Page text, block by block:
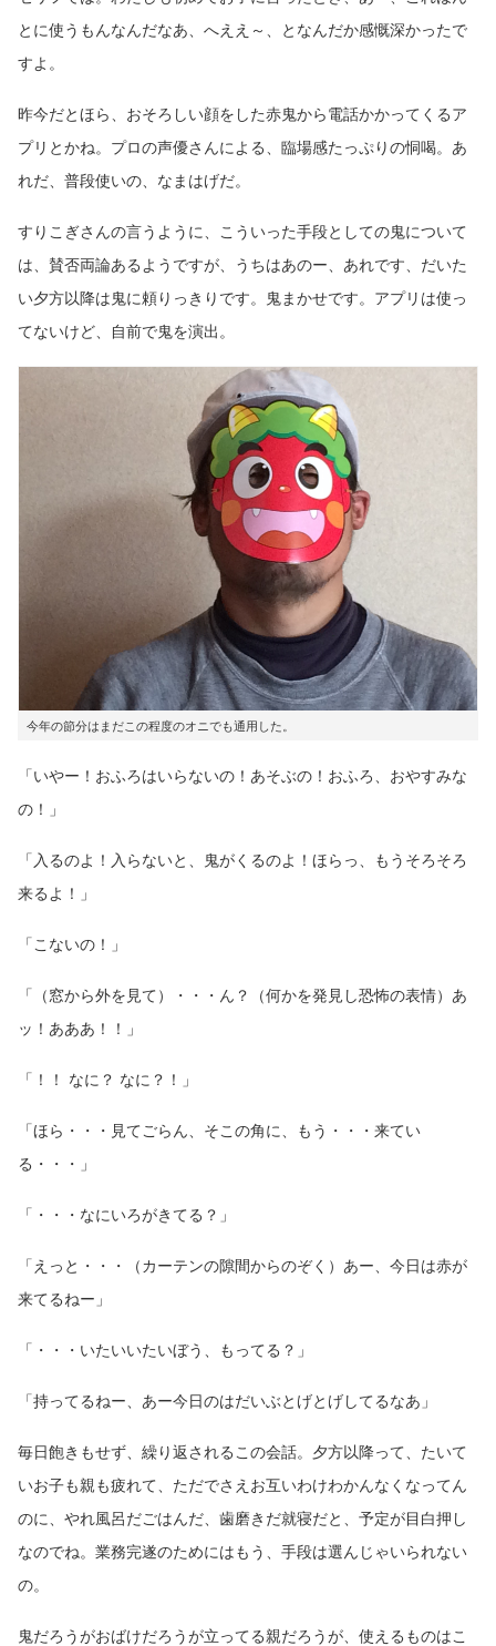
とに使うもんなんだなあ、へええ～、となんだか感慨深かったで
すよ。
昨今だとほら、おそろしい顔をした赤鬼から電話かかってくるア
プリとかね。プロの声優さんによる、臨場感たっぷりの恫喝。あ
れだ、普段使いの、なまはげだ。
すりこぎさんの言うように、こういった手段としての鬼について
は、賛否両論あるようですが、うちはあのー、あれです、だいた
い夕方以降は鬼に頼りっきりです。鬼まかせです。アプリは使っ
てないけど、自前で鬼を演出。
今年の節分はまだこの程度のオニでも通用した。
「いやー！おふろはいらないの！あそぶの！おふろ、おやすみな
の！」
「入るのよ！入らないと、鬼がくるのよ！ほらっ、もうそろそろ
来るよ！」
「こないの！」
「（窓から外を見て）・・・ん？（何かを発見し恐怖の表情）あ
ッ！あああ！！」
「！！ なに？ なに？！」
「ほら・・・見てごらん、そこの角に、もう・・・来てい
る・・・」
「・・・なにいろがきてる？」
「えっと・・・（カーテンの隙間からのぞく）あー、今日は赤が
来てるねー」
「・・・いたいいたいぼう、もってる？」
「持ってるねー、あー今日のはだいぶとげとげしてるなあ」
毎日飽きもせず、繰り返されるこの会話。夕方以降って、たいて
いお子も親も疲れて、ただでさえお互いわけわかんなくなってん
のに、やれ風呂だごはんだ、歯磨きだ就寝だと、予定が目白押し
なのでね。業務完遂のためにはもう、手段は選んじゃいられない
の。
鬼だろうがおばけだろうが立ってる親だろうが、使えるものはこ